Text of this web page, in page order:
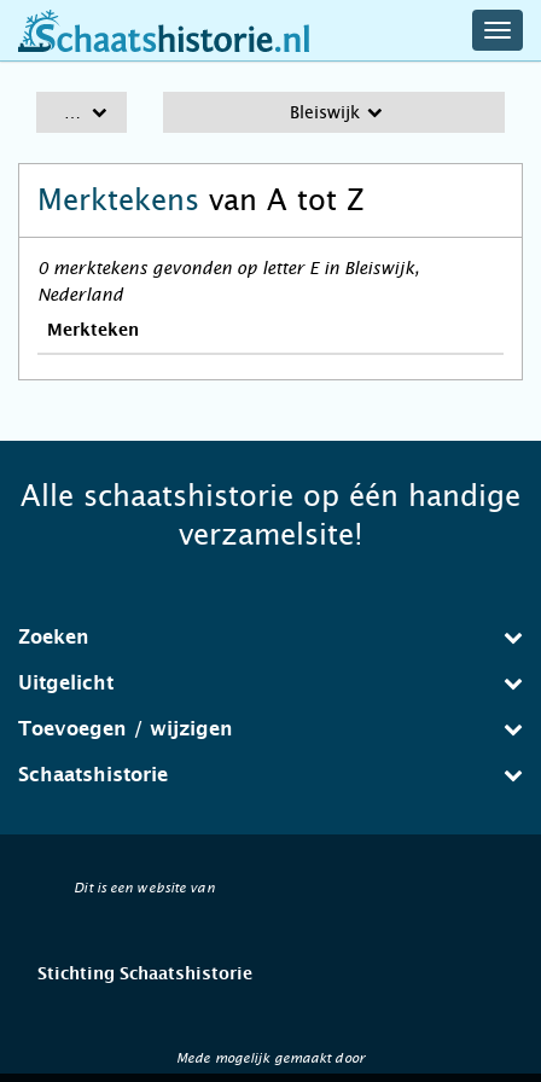
schaatshistorie.nl
Bleiswijk
Merktekens van A tot Z
0 merktekens gevonden op letter E in Bleiswijk,
Nederland
Merkteken
Alle schaatshistorie op één handige
verzamelsite!
Zoeken
Uitgelicht
Toevoegen / wijzigen
Schaatshistorie
Dit is een website van
Stichting Schaatshistorie
Mede mogelijk gemaakt door